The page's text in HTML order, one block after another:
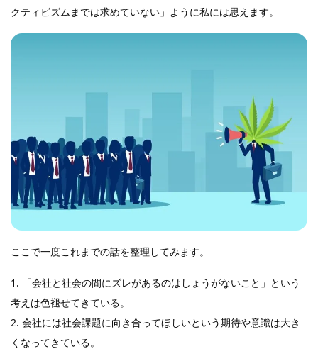
クティビズムまでは求めていない」ように私には思えます。
ここで一度これまでの話を整理してみます。
1. 「会社と社会の間にズレがあるのはしょうがないこと」という
考えは色褪せてきている。
2. 会社には社会課題に向き合ってほしいという期待や意識は大き
くなってきている。